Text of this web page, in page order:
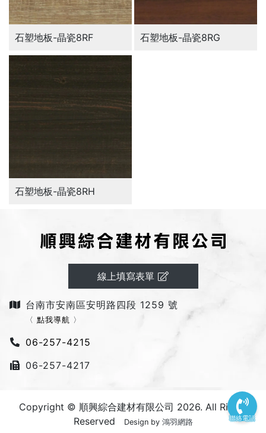
石塑地板-晶瓷8RF 石塑地板-晶瓷8RG
石塑地板-晶瓷8RH
線上填寫表單
台南市安南區安明路四段 1259 號
〈 點我導航 〉
06-257-4215
06-257-4217
Copyright © 順興綜合建材有限公司 2026. All Rights
Reserved
Design by 鴻羽網路 聯絡電話